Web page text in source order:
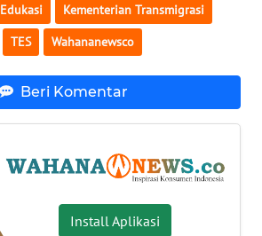
Edukasi Kementerian Transmigrasi
TES Wahananewsco
Beri Komentar
Install Aplikasi